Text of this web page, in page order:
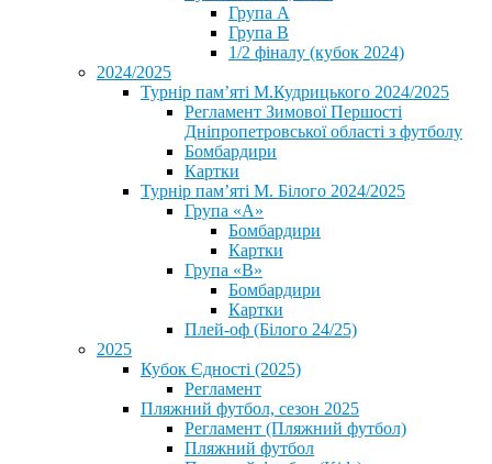
Група А
Група В
1/2 фіналу (кубок 2024)
2024/2025
Турнір пам’яті М.Кудрицького 2024/2025
Регламент Зимової Першості
Дніпропетровської області з футболу
Бомбардири
Картки
Турнір пам’яті М. Білого 2024/2025
Група «А»
Бомбардири
Картки
Група «В»
Бомбардири
Картки
Плей-оф (Білого 24/25)
2025
Кубок Єдності (2025)
Регламент
Пляжний футбол, сезон 2025
Регламент (Пляжний футбол)
Пляжний футбол